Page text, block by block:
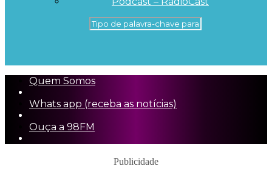
Quem Somos
Whats app (receba as notícias)
Ouça a 98FM
Publicidade